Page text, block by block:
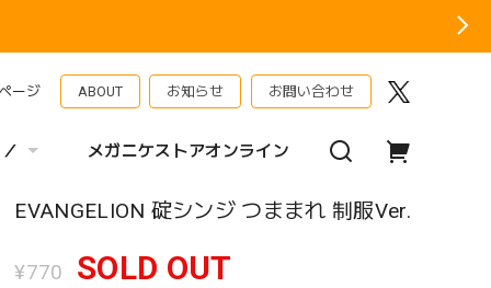
ージ ABOUT お知らせ お問い合わせ
メガニケストアオンライン
EVANGELION 碇シンジ つままれ 制服Ver.
¥770 SOLD OUT